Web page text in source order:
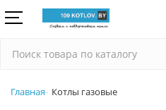
Главная Котлы газовые